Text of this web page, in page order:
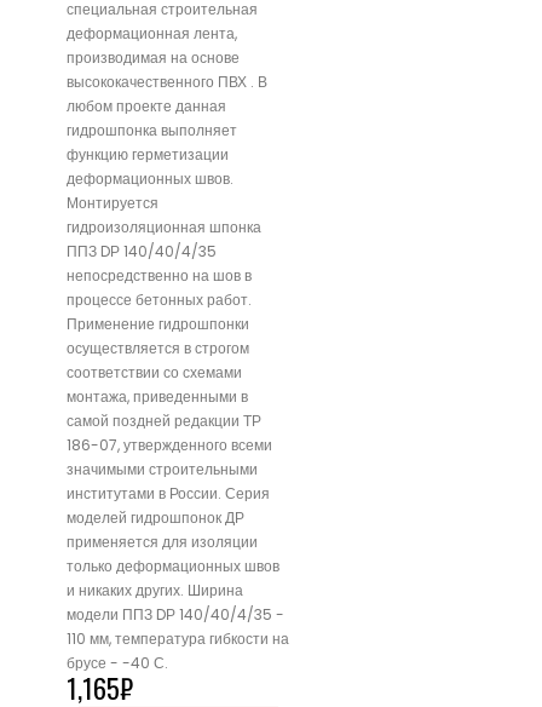
специальная строительная
деформационная лента,
производимая на основе
высококачественного ПВХ . В
любом проекте данная
гидрошпонка выполняет
функцию герметизации
деформационных швов.
Монтируется
гидроизоляционная шпонка
ППЗ DР 140/40/4/35
непосредственно на шов в
процессе бетонных работ.
Применение гидрошпонки
осуществляется в строгом
соответствии со схемами
монтажа, приведенными в
самой поздней редакции ТР
186-07, утвержденного всеми
значимыми строительными
институтами в России. Серия
моделей гидрошпонок ДР
применяется для изоляции
только деформационных швов
и никаких других. Ширина
модели ППЗ DР 140/40/4/35 -
110 мм, температура гибкости на
брусе - -40 С.
1,165₽